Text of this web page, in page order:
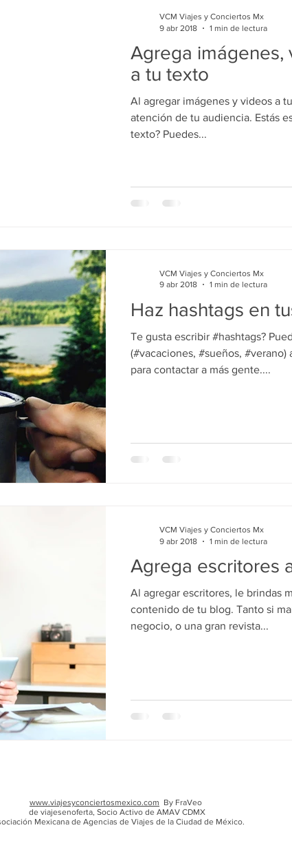
Agrega imágenes,
a tu texto
Al agregar imágenes y videos a
atención de tu audiencia. Estás
texto? Puedes...
VCM Viajes y Conciertos Mx
9 abr 2018
1 min de lectura
Haz hashtags en
Te gusta escribir #hashtags?
(#vacaciones, #sueños, #verano)
para contactar a más gente....
VCM Viajes y Conciertos Mx
9 abr 2018
1 min de lectura
Agrega escritores
Al agregar escritores, le brindas
contenido de tu blog. Tanto si
negocio, o una gran revista...
VCM Viajes y Conciertos Mx
9 abr 2018
1 min de lectura
www.viajesyconciertosmexico.com By FraVeo
de viajesenoferta, Socio Activo de AMAV CDMX
Mexicana de Agencias de Viajes de la Ciudad de México.